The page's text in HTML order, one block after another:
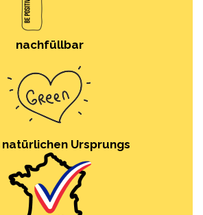
nachfüllbar
natürlichen Ursprungs